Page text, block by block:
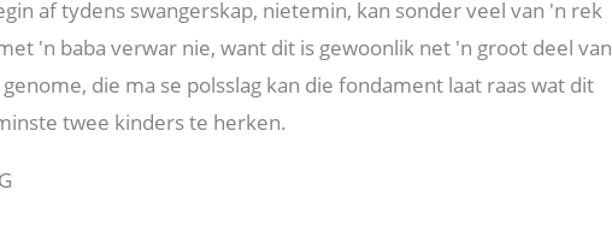
af tydens swangerskap, nietemin, kan sonder veel van 'n rek
'n baba verwar nie, want dit is gewoonlik net 'n groot deel van
die ma se polsslag kan die fondament laat raas wat dit
twee kinders te herken.